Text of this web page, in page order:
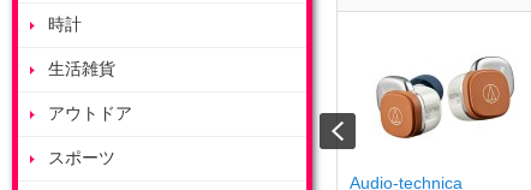
時計
生活雑貨
アウトドア
スポーツ
Audio-technica